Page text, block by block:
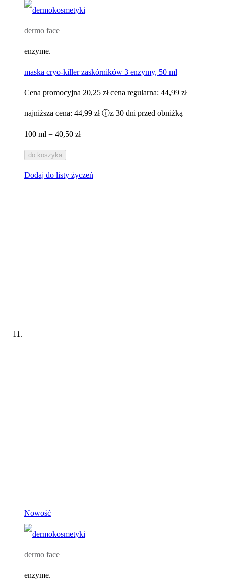
dermo face
enzyme.
maska cryo-killer zaskórników 3 enzymy, 50 ml
Cena promocyjna 20,25 zł cena regularna: 44,99 zł
najniższa cena: 44,99 zł ⓘz 30 dni przed obniżką
100 ml = 40,50 zł
do koszyka
Dodaj do listy życzeń
Nowość
dermo face
enzyme.